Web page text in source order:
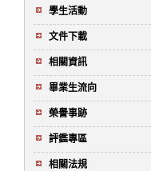
學生活動
文件下載
相關資訊
畢業生流向
榮譽事跡
評鑑專區
相關法規